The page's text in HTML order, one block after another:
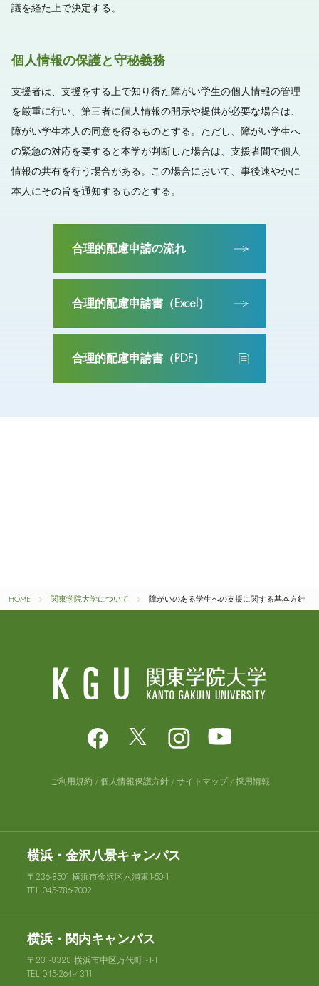
HOME 関東学院大学について 障がいのある学生への支援に関する基本方針
議を経た上で決定する。
個人情報の保護と守秘義務
支援者は、支援をする上で知り得た障がい学生の個人情報の管理
を厳重に行い、第三者に個人情報の開示や提供が必要な場合は、
障がい学生本人の同意を得るものとする。ただし、障がい学生へ
の緊急の対応を要すると本学が判断した場合は、支援者間で個人
情報の共有を行う場合がある。この場合において、事後速やかに
本人にその旨を通知するものとする。
合理的配慮申請の流れ
合理的配慮申請書（Excel）
合理的配慮申請書（PDF）
ご利用規約 個人情報保護方針 サイトマップ 採用情報
横浜・金沢八景キャンパス
〒236-8501 横浜市金沢区六浦東1-50-1
TEL 045-786-7002
横浜・関内キャンパス
〒231-8328 横浜市中区万代町1-1-1
TEL 045-264-4311